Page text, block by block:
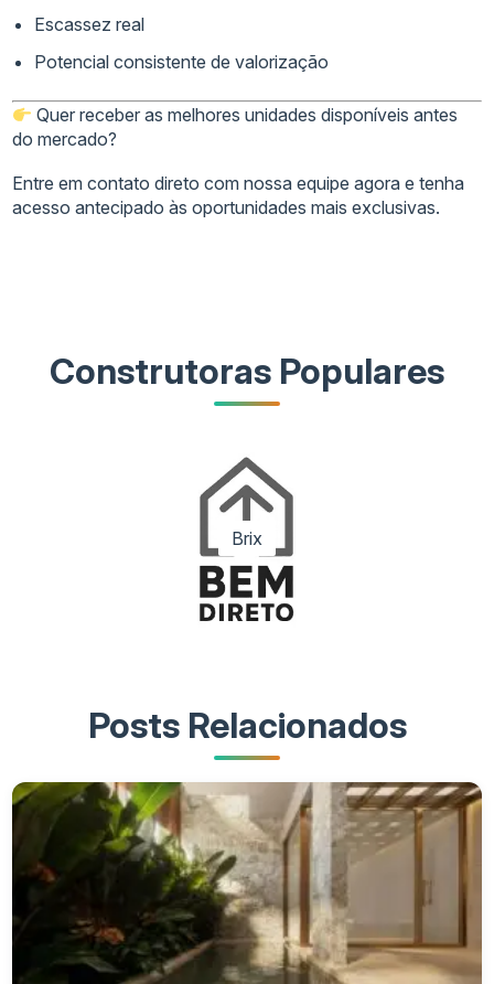
Escassez real
Potencial consistente de valorização
Quer receber as melhores unidades disponíveis antes
do mercado?
Entre em contato direto com nossa equipe agora e tenha
acesso antecipado às oportunidades mais exclusivas.
Construtoras Populares
Brix
Posts Relacionados